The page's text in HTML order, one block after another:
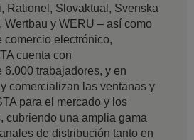
Rationel, Slovaktual, Svenska
Wertbau y WERU – así como
comercio electrónico,
cuenta con
6.000 trabajadores, y en
comercializan las ventanas y
para el mercado y los
cubriendo una amplia gama
de distribución tanto en